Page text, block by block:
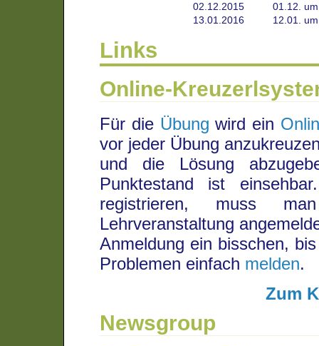
02.12.2015
01.12.
13.01.2016
12.01.
Links
Online-
Für die Übung wird ein
vor jeder Übung
und die Lösung
Punktestand ist
registrieren, muss
Lehrveranstaltung
Anmeldung ein bisschen,
Problemen einfach melden.
Zum
Newsgroup